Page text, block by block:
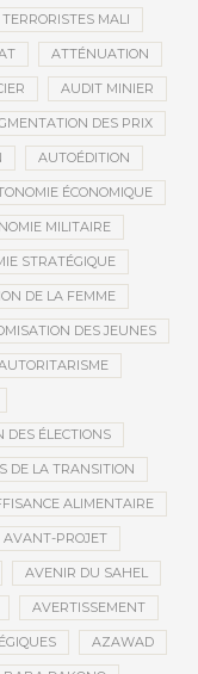
MALI
ATTÉNUATION
AUDIT MINIER
DES PRIX
AUTOÉDITION
ÉCONOMIQUE
MILITAIRE
STRATÉGIQUE
DE LA FEMME
DES JEUNES
ÉLECTIONS
DE LA TRANSITION
ALIMENTAIRE
AVANT-PROJET
AVENIR DU SAHEL
AVERTISSEMENT
AZAWAD